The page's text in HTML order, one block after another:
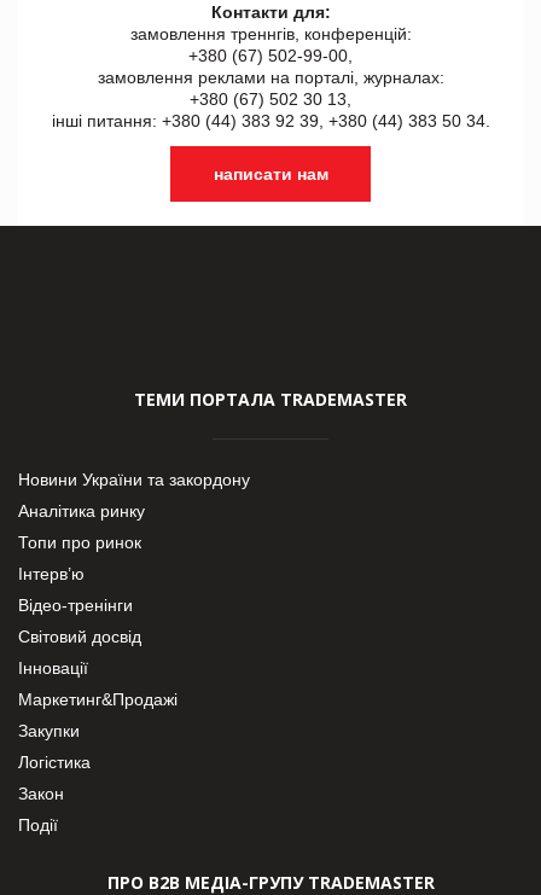
Контакти для:
замовлення треннгів, конференцій:
+380 (67) 502-99-00,
замовлення реклами на порталі, журналах:
+380 (67) 502 30 13,
інші питання: +380 (44) 383 92 39, +380 (44) 383 50 34.
написати нам
ТЕМИ ПОРТАЛА TRADEMASTER
Новини України та закордону
Аналітика ринку
Топи про ринок
Інтерв’ю
Відео-тренінги
Світовий досвід
Інновації
Маркетинг&Продажі
Закупки
Логістика
Закон
Події
ПРО В2В МЕДІА-ГРУПУ TRADEMASTER